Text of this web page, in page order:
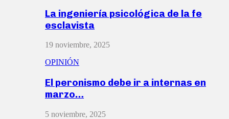
La ingeniería psicológica de la fe
esclavista
19 noviembre, 2025
OPINIÓN
El peronismo debe ir a internas en
marzo…
5 noviembre, 2025